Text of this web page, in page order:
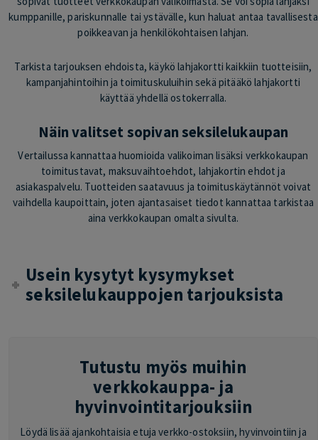
kumppanille, pariskunnalle tai ystävälle, kun haluat antaa tavallisesta
poikkeavan ja henkilökohtaisen lahjan.
Tarkista tarjouksen ehdoista, käykö lahjakortti kaikkiin tuotteisiin,
kampanjahintoihin ja toimituskuluihin sekä pitääkö lahjakortti
käyttää yhdellä ostokerralla.
Näin valitset sopivan seksilelukaupan
Vertailussa kannattaa huomioida valikoiman lisäksi verkkokaupan
toimitustavat, maksuvaihtoehdot, lahjakortin ehdot ja
asiakaspalvelu. Tuotteiden saatavuus ja toimituskäytännöt voivat
vaihdella kaupoittain, joten ajantasaiset tiedot kannattaa tarkistaa
aina verkkokaupan omalta sivulta.
Usein kysytyt kysymykset
seksilelukauppojen tarjouksista
Tutustu myös muihin
verkkokauppa- ja
hyvinvointitarjouksiin
Löydä lisää ajankohtaisia etuja verkko-ostoksiin, hyvinvointiin ja